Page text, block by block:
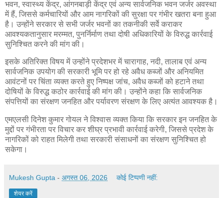
भवन, स्वास्थ्य केंद्र, आंगनबाड़ी केंद्र एवं अन्य सार्वजनिक भवन जर्जर अवस्था
में हैं, जिससे कर्मचारियों और आम नागरिकों की सुरक्षा पर गंभीर खतरा बना हुआ
है। उन्होंने सरकार से सभी जर्जर भवनों का तकनीकी सर्वे कराकर
आवश्यकतानुसार मरम्मत, पुनर्निर्माण तथा दोषी अधिकारियों के विरुद्ध कार्रवाई
सुनिश्चित करने की मांग की।
इसके अतिरिक्त विषय में उन्होंने प्रदेशभर में चारागाह, नदी, तालाब एवं अन्य
सार्वजनिक उपयोग की सरकारी भूमि पर हो रहे अवैध कब्जों और अनियमित
आवंटनों पर चिंता व्यक्त करते हुए निष्पक्ष जांच, अवैध कब्जों को हटाने तथा
दोषियों के विरुद्ध कठोर कार्रवाई की मांग की। उन्होंने कहा कि सार्वजनिक
संपत्तियों का संरक्षण जनहित और पर्यावरण संरक्षण के लिए अत्यंत आवश्यक है।
एमएलसी दिनेश कुमार गोयल ने विश्वास व्यक्त किया कि सरकार इन जनहित के
मुद्दों पर गंभीरता पर विचार कर शीघ्र प्रभावी कार्रवाई करेगी, जिससे प्रदेश के
नागरिकों को राहत मिलेगी तथा सरकारी संसाधनों का संरक्षण सुनिश्चित हो
सकेगा।
Mukesh Gupta - अगस्त 06, 2026 कोई टिप्पणी नहीं:
शेयर करें